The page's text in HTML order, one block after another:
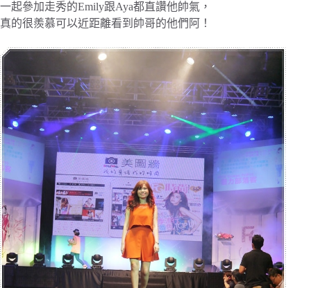
一起參加走秀的Emily跟Aya都直讚他帥氣，
真的很羨慕可以近距離看到帥哥的他們阿！